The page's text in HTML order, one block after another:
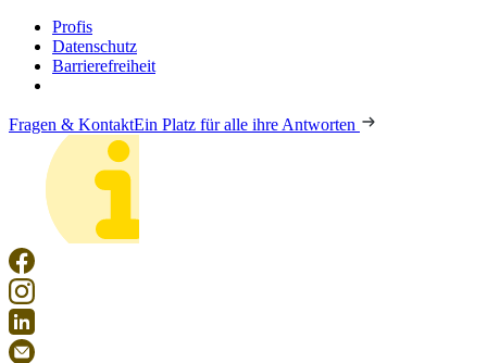
Profis
Datenschutz
Barrierefreiheit
Fragen & KontaktEin Platz für alle ihre Antworten